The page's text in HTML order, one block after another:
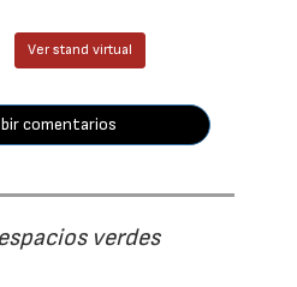
Ver stand virtual
comentarios
verdes